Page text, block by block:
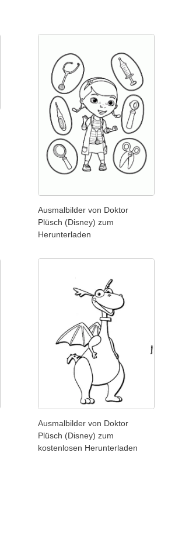
Ausmalbilder von Doktor
Plüsch (Disney) zum
Herunterladen
Ausmalbilder von Doktor
Plüsch (Disney) zum
kostenlosen Herunterladen